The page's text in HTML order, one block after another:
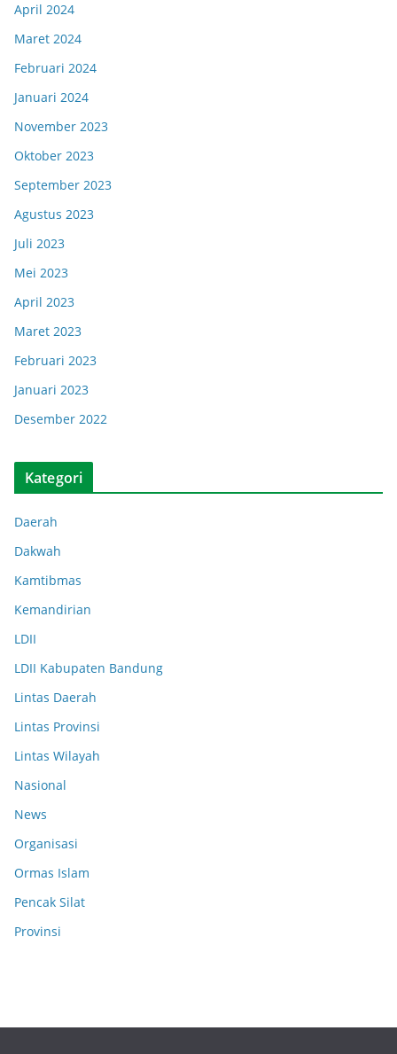
April 2024
Maret 2024
Februari 2024
Januari 2024
November 2023
Oktober 2023
September 2023
Agustus 2023
Juli 2023
Mei 2023
April 2023
Maret 2023
Februari 2023
Januari 2023
Desember 2022
Kategori
Daerah
Dakwah
Kamtibmas
Kemandirian
LDII
LDII Kabupaten Bandung
Lintas Daerah
Lintas Provinsi
Lintas Wilayah
Nasional
News
Organisasi
Ormas Islam
Pencak Silat
Provinsi